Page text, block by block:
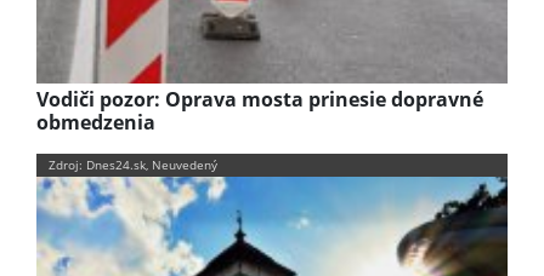
Vodiči pozor: Oprava mosta prinesie dopravné
obmedzenia
Zdroj: Dnes24.sk, Neuvedený